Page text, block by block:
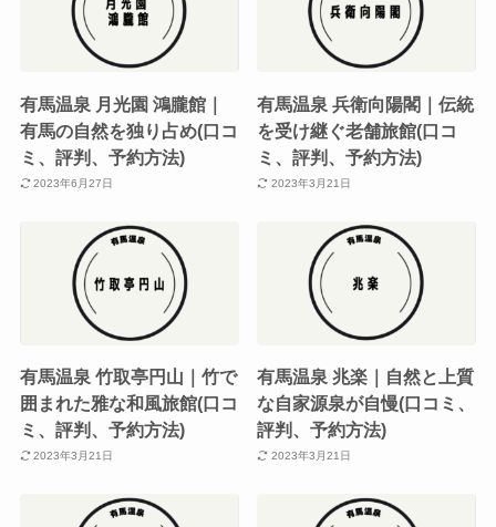
有馬温泉 月光園 鴻朧館｜
有馬の自然を独り占め(口コ
ミ、評判、予約方法)
2023年6月27日
有馬温泉 兵衛向陽閣｜伝統
を受け継ぐ老舗旅館(口コ
ミ、評判、予約方法)
2023年3月21日
有馬温泉 竹取亭円山｜竹で
囲まれた雅な和風旅館(口コ
ミ、評判、予約方法)
2023年3月21日
有馬温泉 兆楽｜自然と上質
な自家源泉が自慢(口コミ、
評判、予約方法)
2023年3月21日